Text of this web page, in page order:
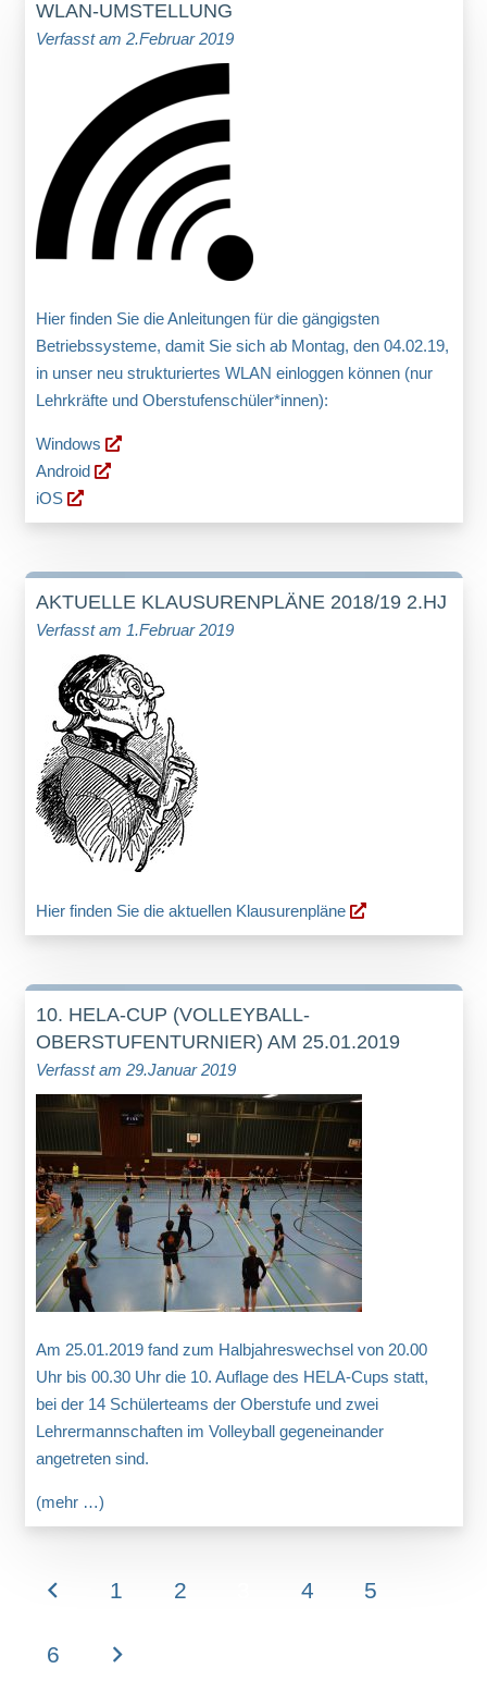
WLAN-UMSTELLUNG
Verfasst am 2.Februar 2019
Hier finden Sie die Anleitungen für die gängigsten
Betriebssysteme, damit Sie sich ab Montag, den 04.02.19,
in unser neu strukturiertes WLAN einloggen können (nur
Lehrkräfte und Oberstufenschüler*innen):
Windows
Android
iOS
AKTUELLE KLAUSURENPLÄNE 2018/19 2.HJ
Verfasst am 1.Februar 2019
Hier finden Sie die aktuellen Klausurenpläne
10. HELA-CUP (VOLLEYBALL-
OBERSTUFENTURNIER) AM 25.01.2019
Verfasst am 29.Januar 2019
Am 25.01.2019 fand zum Halbjahreswechsel von 20.00
Uhr bis 00.30 Uhr die 10. Auflage des HELA-Cups statt,
bei der 14 Schülerteams der Oberstufe und zwei
Lehrermannschaften im Volleyball gegeneinander
angetreten sind.
(mehr …)
1 2 4 5
6